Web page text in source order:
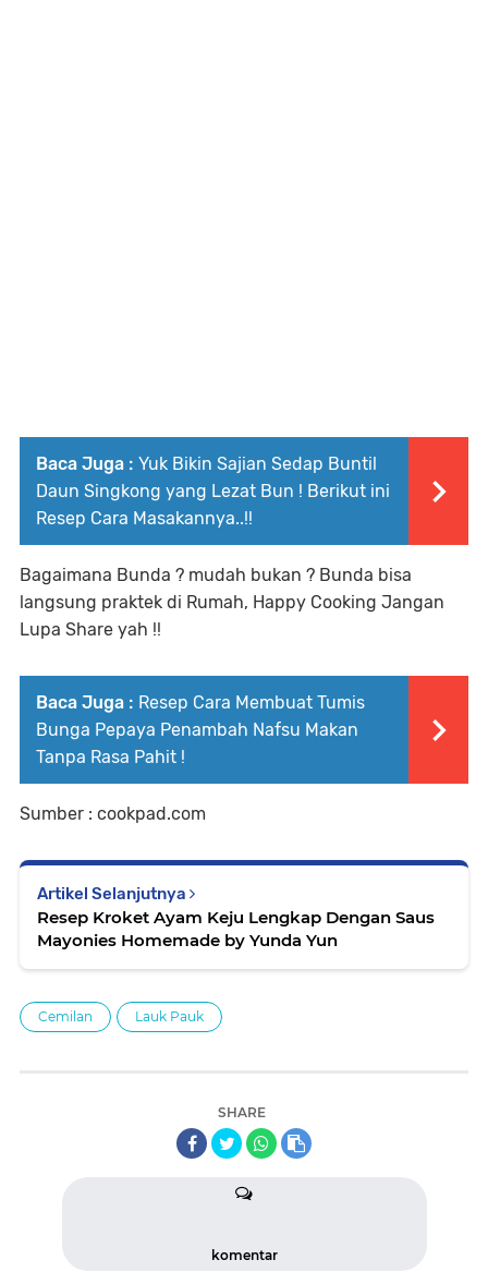
Baca Juga : Yuk Bikin Sajian Sedap Buntil
Daun Singkong yang Lezat Bun ! Berikut ini
Resep Cara Masakannya..!!
Bagaimana Bunda ? mudah bukan ? Bunda bisa
langsung praktek di Rumah, Happy Cooking Jangan
Lupa Share yah !!
Baca Juga : Resep Cara Membuat Tumis
Bunga Pepaya Penambah Nafsu Makan
Tanpa Rasa Pahit !
Sumber : cookpad.com
Artikel Selanjutnya
Resep Kroket Ayam Keju Lengkap Dengan Saus
Mayonies Homemade by Yunda Yun
Cemilan Lauk Pauk
SHARE
komentar